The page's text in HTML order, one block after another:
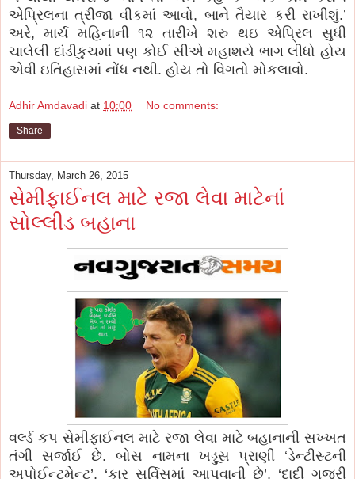
એપ્રિલના ત્રીજા વીકમાં આવો, બાને તૈયાર કરી રાખીશું.’
અરે, માર્ચ મહિનાની ૧૨ તારીખે શરુ થઇ એપ્રિલ સુધી
ચાલેલી દાંડીકુચમાં પણ કોઈ સીએ મહાશયે ભાગ લીધો હોય
એવી ઇતિહાસમાં નોંધ નથી. હોય તો વિગતો મોકલાવો.
Adhir Amdavadi at 10:00 No comments:
Share
Thursday, March 26, 2015
સેમીફાઈનલ માટે રજા લેવા માટેનાં
સોલ્લીડ બહાના
વર્લ્ડ કપ સેમીફાઈનલ માટે રજા લેવા માટે બહાનાની સખ્ખત
તંગી સર્જાઈ છે. બોસ નામના ખડ્ડૂસ પ્રાણી ‘ડેન્ટીસ્ટની
અપોઈન્ટમેન્ટ’, ‘કાર સર્વિસમાં આપવાની છે’, ‘દાદી ગુજરી